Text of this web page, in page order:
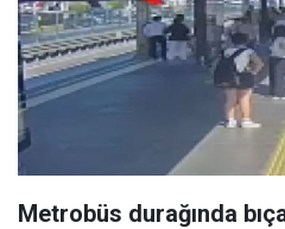
Metrobüs durağında